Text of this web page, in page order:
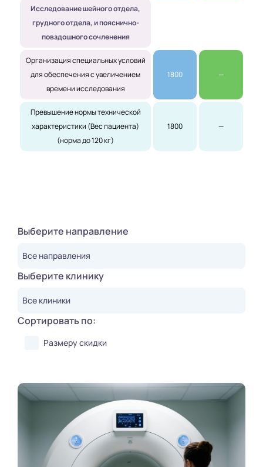
Исследование шейного отдела,
грудного отдела, и пояснично-
повздошного сочленения
Организация специальных условий
для обеспечения с увеличением
времени исследования
1800 —
Превышение нормы технической
характеристики (Вес пациента)
(норма до 120 кг)
1800 —
Выберите направление
Все направления
Выберите клинику
Все клиники
Сортировать по:
Размеру скидки